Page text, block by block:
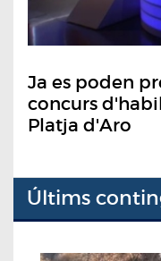
Ja es poden
concurs
Platja d'Aro
Últims